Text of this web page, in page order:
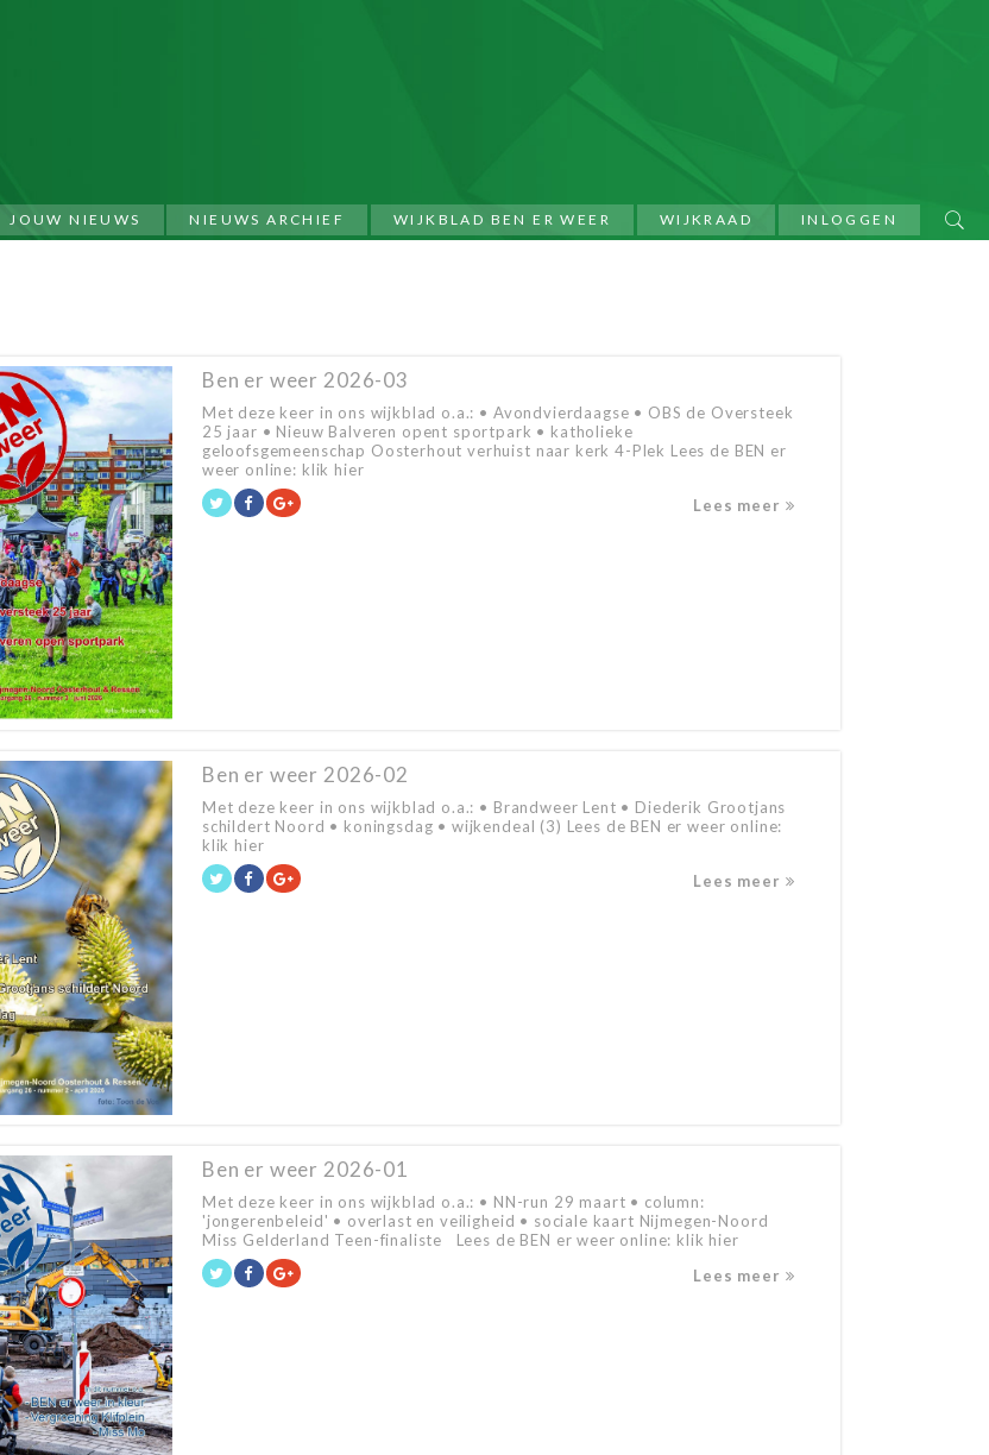
JOUW NIEUWS NIEUWS ARCHIEF WIJKBLAD BEN ER WEER WIJKRAAD INLOGGEN
Ben er weer 2026-03
Met deze keer in ons wijkblad o.a.: • Avondvierdaagse • OBS de Oversteek
25 jaar • Nieuw Balveren opent sportpark • katholieke
geloofsgemeenschap Oosterhout verhuist naar kerk 4-Plek Lees de BEN er
weer online: klik hier
Lees meer
Ben er weer 2026-02
Met deze keer in ons wijkblad o.a.: • Brandweer Lent • Diederik Grootjans
schildert Noord • koningsdag • wijkendeal (3) Lees de BEN er weer online:
klik hier
Lees meer
Ben er weer 2026-01
Met deze keer in ons wijkblad o.a.: • NN-run 29 maart • column:
'jongerenbeleid' • overlast en veiligheid • sociale kaart Nijmegen-Noord
Miss Gelderland Teen-finaliste Lees de BEN er weer online: klik hier
Lees meer